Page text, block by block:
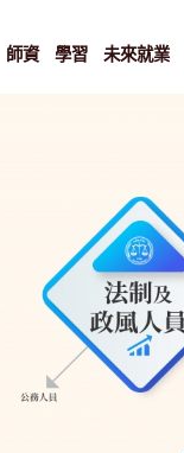
師資 學習 未來就業